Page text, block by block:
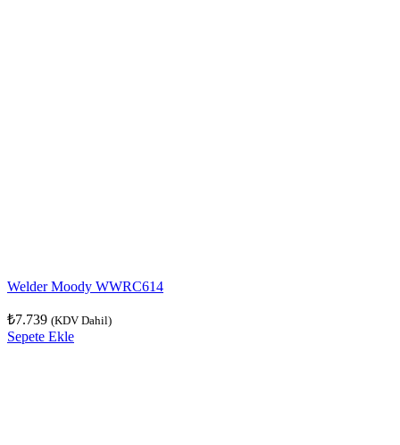
Welder Moody WWRC614
₺7.739 (KDV Dahil)
Sepete Ekle